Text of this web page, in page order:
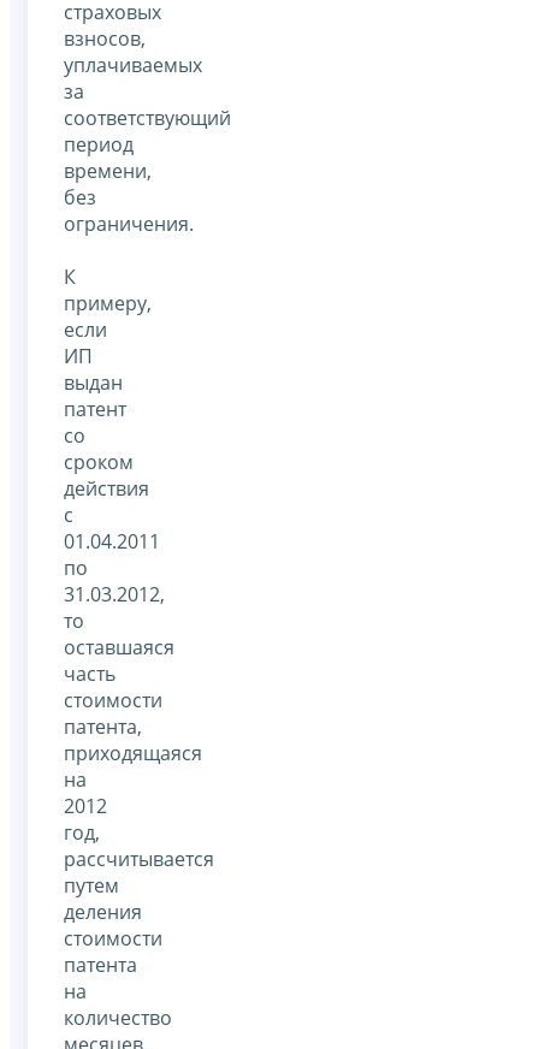
страховых
взносов,
уплачиваемых
за
соответствующий
период
времени,
без
ограничения.
К
примеру,
если
ИП
выдан
патент
со
сроком
действия
с
01.04.2011
по
31.03.2012,
то
оставшаяся
часть
стоимости
патента,
приходящаяся
на
2012
год,
рассчитывается
путем
деления
стоимости
патента
на
количество
месяцев,